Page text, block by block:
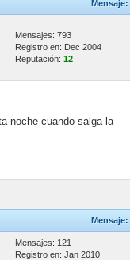
Mensaje:
Mensajes: 793
Registro en: Dec 2004
Reputación: 12
noche cuando salga la
Mensaje:
Mensajes: 121
Registro en: Jan 2010